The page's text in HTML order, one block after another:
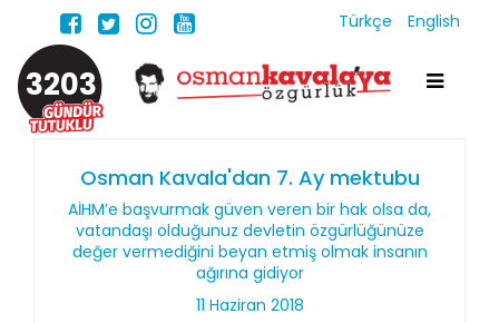
Türkçe English
3203
Osman Kavala'dan 7. Ay mektubu
AİHM’e başvurmak güven veren bir hak olsa da,
vatandaşı olduğunuz devletin özgürlüğünüze
değer vermediğini beyan etmiş olmak insanın
ağırına gidiyor
11 Haziran 2018